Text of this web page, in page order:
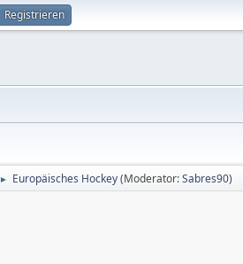
Registrieren
► Europäisches Hockey(Moderator:Sabres90)